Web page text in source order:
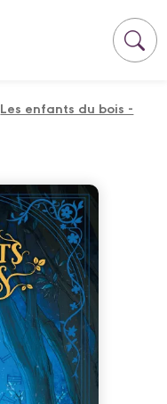
Les enfants du bois -